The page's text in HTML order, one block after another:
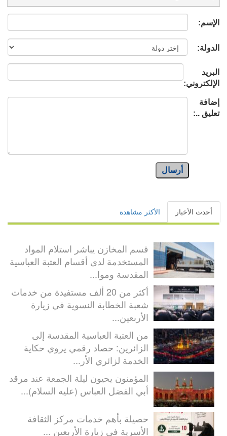
الإسم:
الدولة:
البريد
الإلكتروني:
إضافة
تعليق ..:
أرسال
أحدث الأخبار الأكثر مشاهدة
قسم المخازن يباشر استلام المواد
المستخدمة لدى أقسام العتبة العباسية
المقدسة وموا...
أكثر من 20 ألف مستفيدة من خدمات
شعبة الخطابة النسوية في زيارة
الأربعين...
من العتبة العباسية المقدسة إلى
الزائرين: حصاد رقمي يروي حكاية
الخدمة لزائري الأر...
المؤمنون يحيون ليلة الجمعة عند مرقد
أبي الفضل العباس (عليه السلام)...
حصيلة بأهم خدمات مركز الثقافة
الأسرية في زيارة الأربعين ...